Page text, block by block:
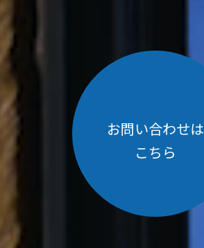
お問い合わせは
こちら